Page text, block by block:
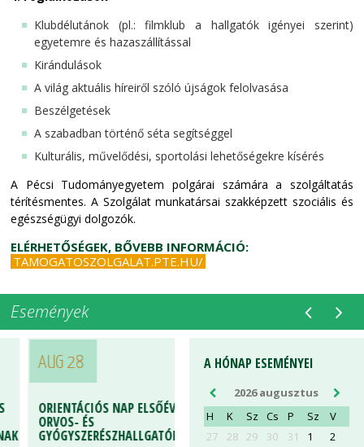
Klubdélutánok (pl.: filmklub a hallgatók igényei szerint)
egyetemre és hazaszállítással
Kirándulások
A világ aktuális híreiről szóló újságok felolvasása
Beszélgetések
A szabadban történő séta segítséggel
Kulturális, művelődési, sportolási lehetőségekre kísérés
A Pécsi Tudományegyetem polgárai számára a szolgáltatás
térítésmentes. A Szolgálat munkatársai szakképzett szociális és
egészségügyi dolgozók.
ELÉRHETŐSÉGEK, BŐVEBB INFORMÁCIÓ:
TAMOGATOSZOLGALAT.PTE.HU/
Események
A HÓNAP ESEMÉNYEI
2026 augusztus
H
K Sz Cs P Sz
V
27
28 29 30 31 1 2
AUG 28
ORIENTÁCIÓS NAP ELSŐÉVES
ORVOS- ÉS
GYÓGYSZERÉSZHALLGATÓKNAK